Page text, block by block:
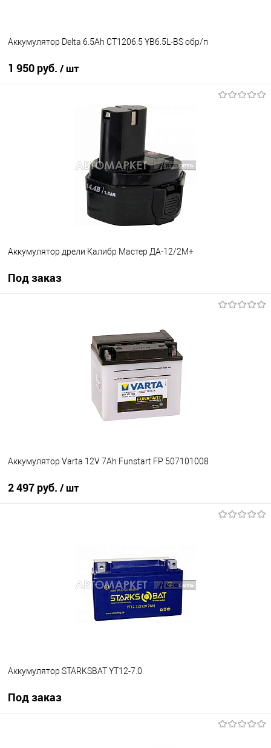
Аккумулятор Delta 6.5Ah CT1206.5 YB6.5L-BS обр/п
1 950 руб. / шт
В корзину
Аккумулятор дрели Калибр Мастер ДА-12/2М+
Под заказ
Под заказ
Аккумулятор Varta 12V 7Ah Funstart FP 507101008
2 497 руб. / шт
В наличии
Аккумулятор STARKSBAT YT12-7.0
Под заказ